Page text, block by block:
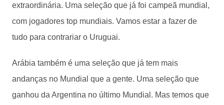
extraordinária. Uma seleção que já foi campeã mundial,
com jogadores top mundiais. Vamos estar a fazer de
tudo para contrariar o Uruguai.
Arábia também é uma seleção que já tem mais
andanças no Mundial que a gente. Uma seleção que
ganhou da Argentina no último Mundial. Mas temos que